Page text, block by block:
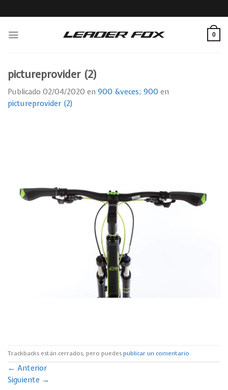
to
0
pictureprovider (2)
Publicado 02/04/2020 en 900 &veces; 900 en
pictureprovider (2)
Trackbacks están cerrados, pero puedespublicar un comentario.
← Anterior
Siguiente →